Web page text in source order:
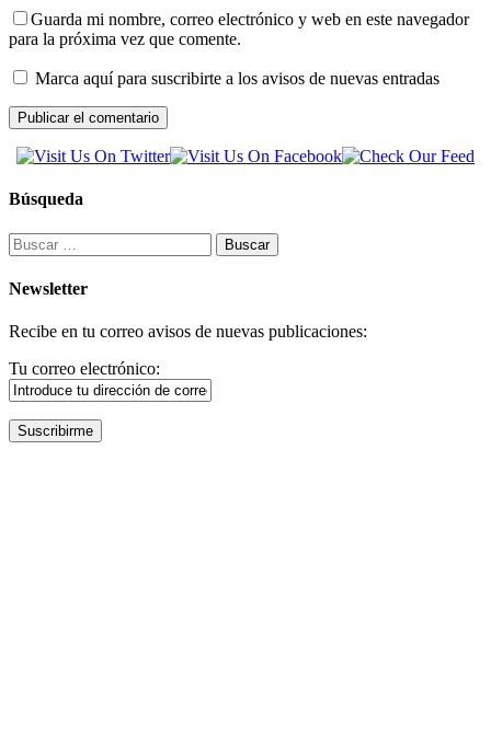
Guarda mi nombre, correo electrónico y web en este navegador
para la próxima vez que comente.
Marca aquí para suscribirte a los avisos de nuevas entradas
Búsqueda
Buscar:
Newsletter
Recibe en tu correo avisos de nuevas publicaciones:
Tu correo electrónico: